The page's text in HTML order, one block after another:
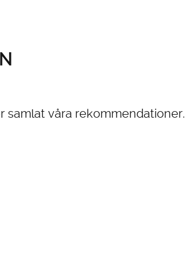
samlat våra rekommendationer.